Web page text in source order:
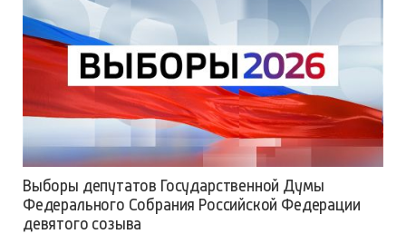
Выборы депутатов Государственной Думы
Федерального Собрания Российской Федерации
девятого созыва